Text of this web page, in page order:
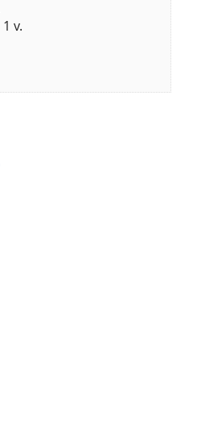
1 v.